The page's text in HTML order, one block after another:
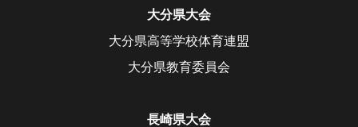
大分県大会
大分県高等学校体育連盟
大分県教育委員会
長崎県大会